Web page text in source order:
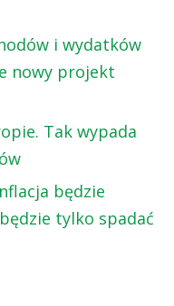
i wydatków
nowy projekt
Tak wypada
będzie
tylko spadać